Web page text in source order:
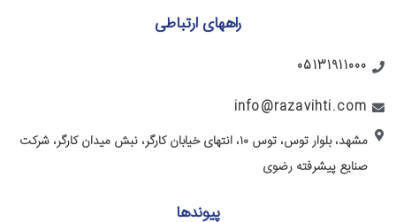
راههای ارتباطی
05131911000
info@razavihti.com
مشهد، بلوار توس، توس ۱۰، انتهای خیابان کارگر، نبش میدان کارگر، شرکت
صنایع پیشرفته رضوی
پیوندها